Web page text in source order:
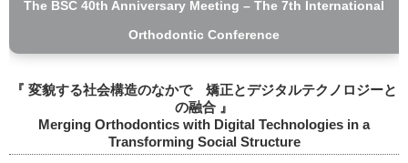
The BSC 40th Anniversary Meeting – The 7th International
Orthodontic Conference
『 変貌する社会構造のなかで 矯正とデジタルテクノロジーと
の融合 』
Merging Orthodontics with Digital Technologies in a
Transforming Social Structure